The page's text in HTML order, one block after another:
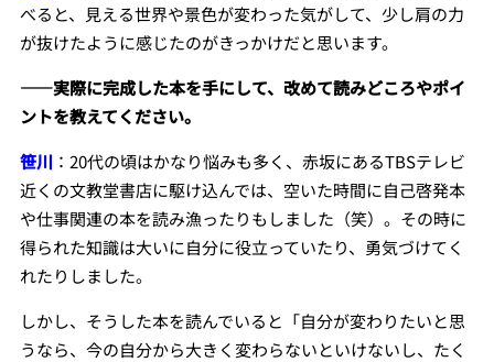
べると、見える世界や景色が変わった気がして、少し肩の力
が抜けたように感じたのがきっかけだと思います。
――実際に完成した本を手にして、改めて読みどころやポイ
ントを教えてください。
笹川 ：20代の頃はかなり悩みも多く、赤坂にあるTBSテレビ
近くの文教堂書店に駆け込んでは、空いた時間に自己啓発本
や仕事関連の本を読み漁ったりもしました（笑）。その時に
得られた知識は大いに自分に役立っていたり、勇気づけてく
れたりしました。
しかし、そうした本を読んでいると「自分が変わりたいと思
うなら、今の自分から大きく変わらないといけないし、たく